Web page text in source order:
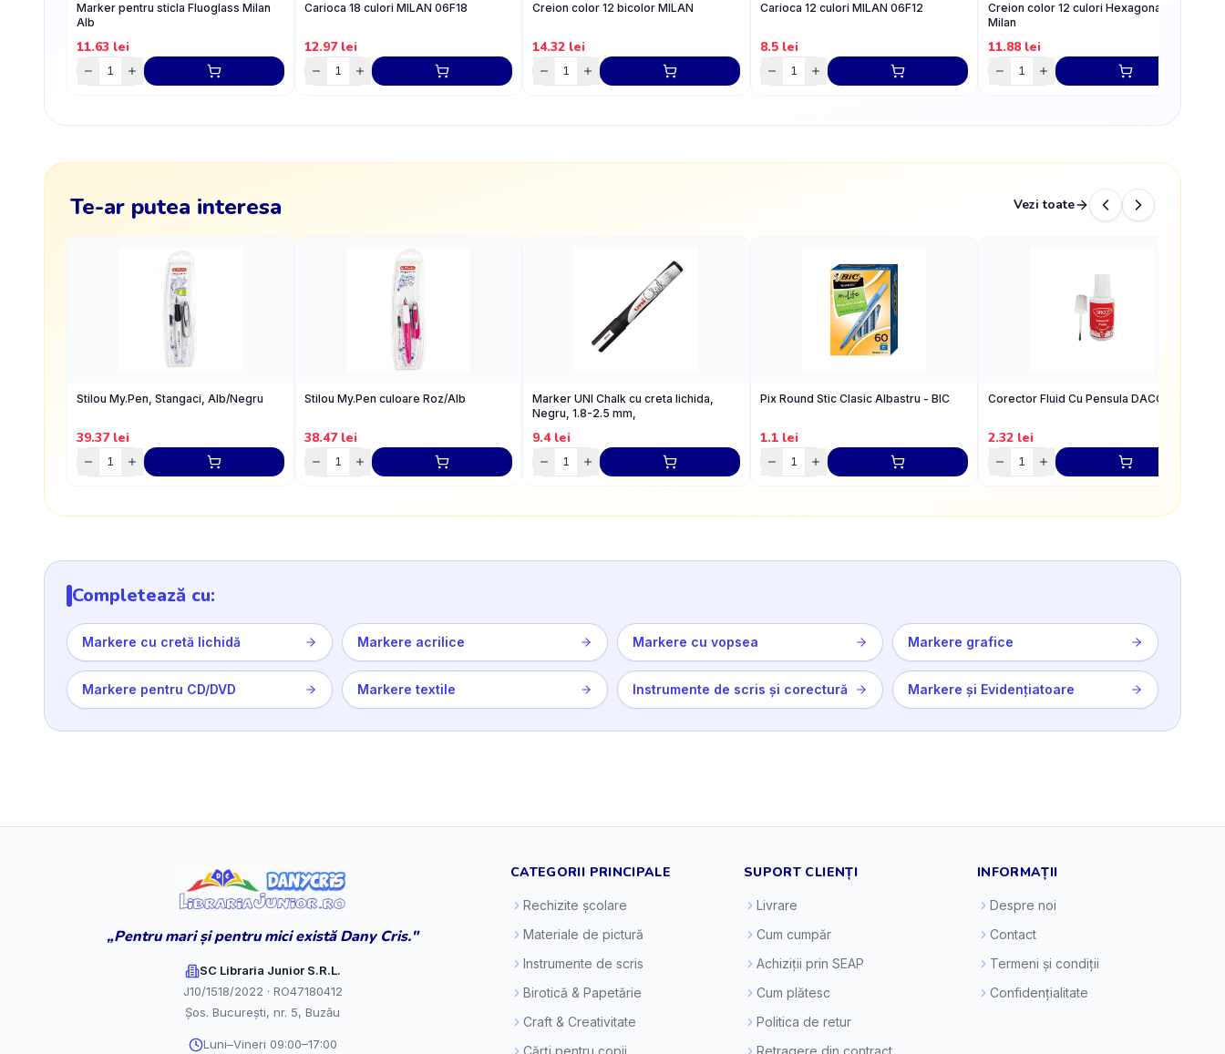
Marker pentru sticla Fluoglass Milan
Alb
11.63 lei
Carioca 18 culori MILAN 06F18
12.97lei
Creion color 12 bicolor MILAN
14.32 lei
Carioca 12 culori MILAN 06F12
8.5 lei
Creion color 12 culori Hexagonal,
Milan
11.88 lei
Te-ar putea interesa Vezi toate
Stilou My.Pen, Stangaci, Alb/Negru
39.37lei
Stilou My.Pen culoare Roz/Alb
38.47lei
Marker UNI Chalk cu creta lichida,
Negru, 1.8-2.5 mm,
9.4lei
Pix Round Stic Clasic Albastru - BIC
1.1 lei
Corector Fluid Cu Pensula DACO
2.32 lei
Completează cu:
Markere cu cretă lichidă Markere acrilice Markere cu vopsea Markere grafice
Markere pentru CD/DVD Markere textile Instrumente de scris și corectură Markere și Evidențiatoare
„Pentru mari și pentru mici există Dany Cris."
SC Libraria Junior S.R.L.
J10/1518/2022 · RO47180412
Șos. București, nr. 5, Buzău
Luni–Vineri 09:00–17:00
CATEGORII PRINCIPALE
Rechizite școlare
Materiale de pictură
Instrumente de scris
Birotică & Papetărie
Craft & Creativitate
Cărți pentru copii
SUPORT CLIENȚI
Livrare
Cum cumpăr
Achiziții prin SEAP
Cum plătesc
Politica de retur
Retragere din contract
INFORMAȚII
Despre noi
Contact
Termeni și condiții
Confidențialitate